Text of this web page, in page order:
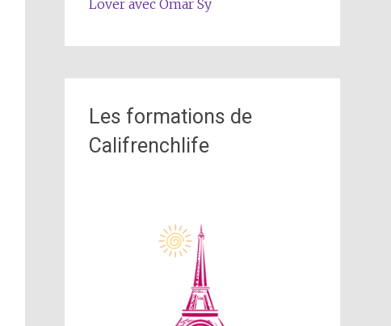
Lover avec Omar Sy
Les formations de
Califrenchlife